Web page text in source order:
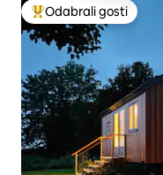
Među najviše
Odabrali gosti